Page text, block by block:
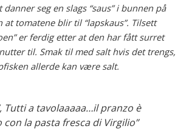
seg en slags “saus” i bunnen på
at tomatene blir til “lapskaus”. Tilsett
er ferdig etter at den har fått surret
til. Smak til med salt hvis det trengs,
allerde kan være salt.
Tutti a tavolaaaaa…il pranzo è
con la pasta fresca di Virgilio”